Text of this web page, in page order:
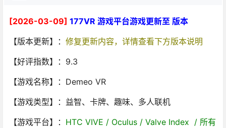
[2026-03-09] 177VR 游戏平台游戏更新至 版本
【版本更新】： 修复更新内容，详情查看下方版本说明
【好评指数】：9.3
【游戏名称】：Demeo VR
【游戏类型】：益智、卡牌、趣味、多人联机
【游戏平台】： HTC VIVE / Oculus / Valve Index / 所有